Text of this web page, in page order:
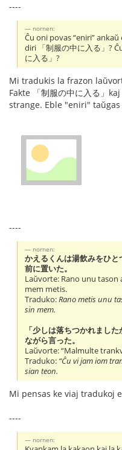
----
nornen:
Ĉu oni povas “eniri”
diri 「制服の中に入る」?
に入る」?
Mi tradukis la frazon
Fakte 「制服の中に入る」
strange. Eble "eniri" taŭgas
----
nornen:
かえるくんは湯飲みをひ
前に置いた。
Laŭvorte: Rano unu
mem metis.
Traduko:Rano metis unu
sin mem.
「少しは落ちつかれまし
ながら言った。
Laŭvorte: “Malmulte
Traduko: “Ĉu vi jam iom
sian teon.
Mi pensas ke viaj tradukoj
----
nornen: